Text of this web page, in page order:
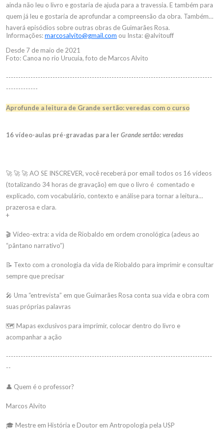
ainda não leu o livro e gostaria de ajuda para a travessia. E também para
quem já leu e gostaria de aprofundar a compreensão da obra. Também
haverá episódios sobre outras obras de Guimarães Rosa.
Desde 7 de maio de 2021
Informações:marcosalvito@gmail.com ou Insta: @alvitouff
Foto: Canoa no rio Urucuia, foto de Marcos Alvito
------------------------------------------------------------------------------------
-------------
Aprofunde a leitura de Grande sertão: veredas com o curso
16 vídeo-aulas pré-gravadas para ler Grande sertão: veredas
🚀 🚀 🚀 AO SE INSCREVER, você receberá por email todos os 16 vídeos
(totalizando 34 horas de gravação) em que o livro é comentado e
explicado, com vocabulário, contexto e análise para tornar a leitura
prazerosa e clara.
+
🎬 Vídeo-extra: a vida de Riobaldo em ordem cronológica (adeus ao
“pântano narrativo”)
📝 Texto com a cronologia da vida de Riobaldo para imprimir e consultar
sempre que precisar
🎤 Uma “entrevista” em que Guimarães Rosa conta sua vida e obra com
suas próprias palavras
🗺 Mapas exclusivos para imprimir, colocar dentro do livro e
acompanhar a ação
------------------------------------------------------------------------------------
--
👤 Quem é o professor?
Marcos Alvito
🎓 Mestre em História e Doutor em Antropologia pela USP